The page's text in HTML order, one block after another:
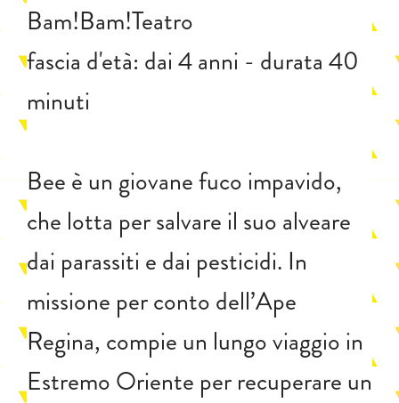
Bam!Bam!Teatro
fascia d'età: dai 4 anni - durata 40
minuti
Bee è un giovane fuco impavido,
che lotta per salvare il suo alveare
dai parassiti e dai pesticidi. In
missione per conto dell’Ape
Regina, compie un lungo viaggio in
Estremo Oriente per recuperare un